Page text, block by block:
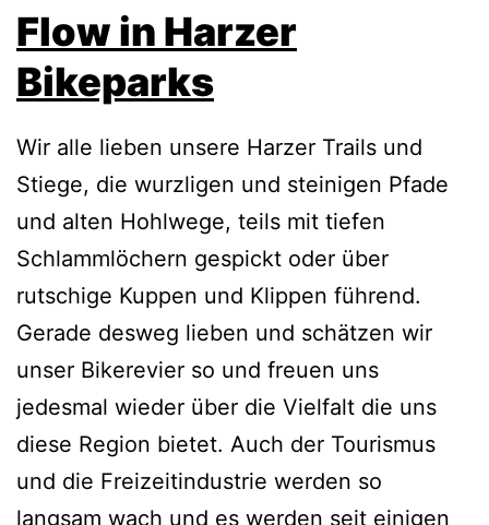
Flow in Harzer
Bikeparks
Wir alle lieben unsere Harzer Trails und
Stiege, die wurzligen und steinigen Pfade
und alten Hohlwege, teils mit tiefen
Schlammlöchern gespickt oder über
rutschige Kuppen und Klippen führend.
Gerade desweg lieben und schätzen wir
unser Bikerevier so und freuen uns
jedesmal wieder über die Vielfalt die uns
diese Region bietet. Auch der Tourismus
und die Freizeitindustrie werden so
langsam wach und es werden seit einigen